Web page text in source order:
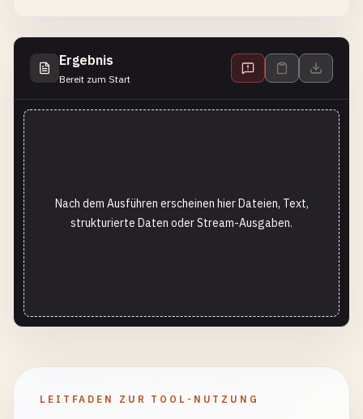
Ergebnis
Bereit zum Start
Nach dem Ausführen erscheinen hier Dateien, Text,
strukturierte Daten oder Stream-Ausgaben.
LEITFADEN ZUR TOOL-NUTZUNG